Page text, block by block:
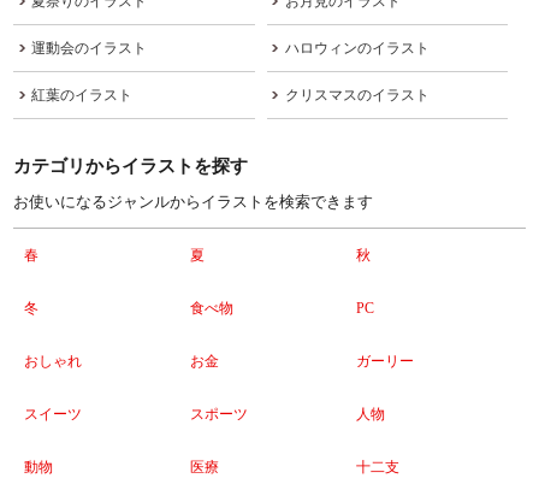
運動会のイラスト ハロウィンのイラスト
紅葉のイラスト クリスマスのイラスト
カテゴリからイラストを探す
お使いになるジャンルからイラストを検索できます
春 夏 秋
冬 食べ物 PC
おしゃれ お金 ガーリー
スイーツ スポーツ 人物
動物 医療 十二支